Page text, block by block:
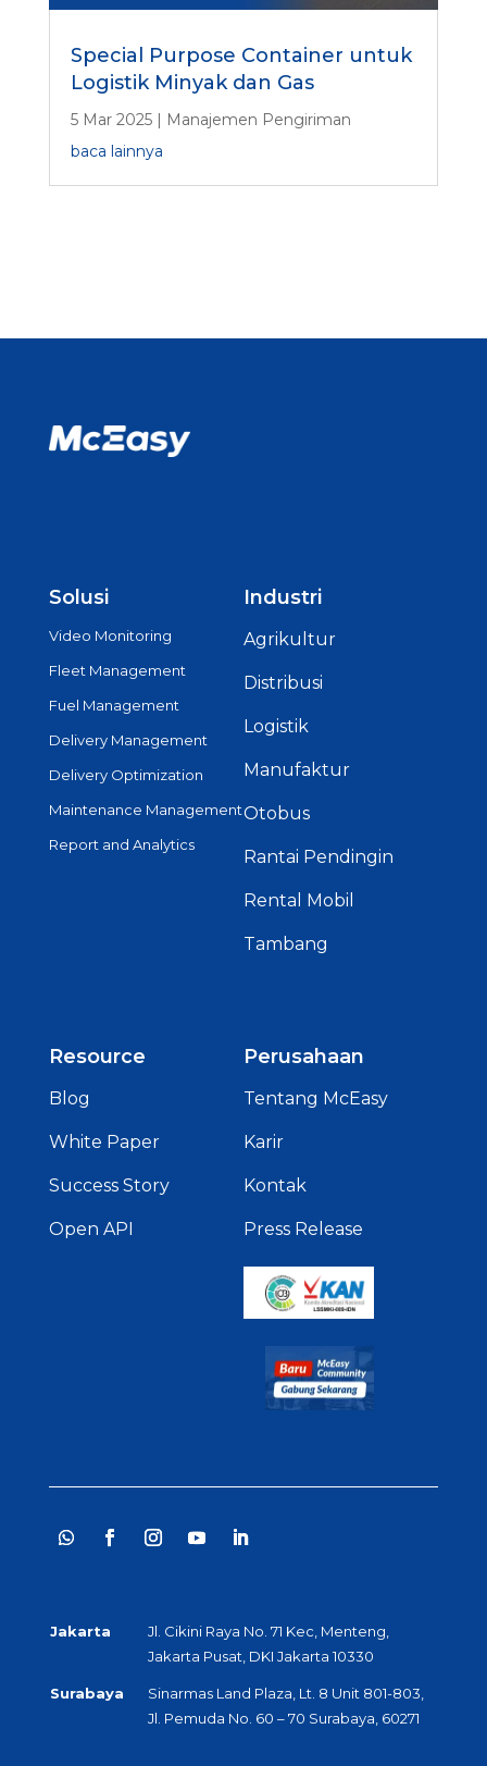
Special Purpose Container untuk
Logistik Minyak dan Gas
5 Mar 2025| Manajemen Pengiriman
baca lainnya
Solusi
Video Monitoring
Fleet Management
Fuel Management
Delivery Management
Delivery Optimization
Maintenance Management
Report and Analytics
Industri
Agrikultur
Distribusi
Logistik
Manufaktur
Otobus
Rantai Pendingin
Rental Mobil
Tambang
Resource
Blog
White Paper
Success Story
Open API
Perusahaan
Tentang McEasy
Karir
Kontak
Press Release
Jakarta
Jl. Cikini Raya No. 71 Kec, Menteng,
Jakarta Pusat, DKI Jakarta 10330
Surabaya
Sinarmas Land Plaza, Lt. 8 Unit 801-803,
Jl. Pemuda No. 60 – 70 Surabaya, 60271